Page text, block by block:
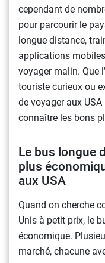
cependant de
pour parcourir le
longue distance,
applications
voyager malin. Que
touriste curieux ou
de voyager aux
connaître les bons
Le bus longue
plus
aux USA
Quand on cherche
Unis à petit prix, le
économique.
marché, chacune